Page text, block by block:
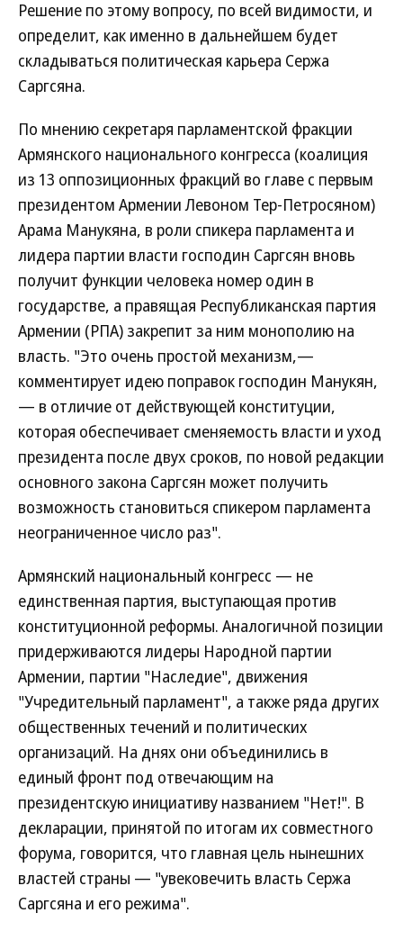
Решение по этому вопросу, по всей видимости, и
определит, как именно в дальнейшем будет
складываться политическая карьера Сержа
Саргсяна.
По мнению секретаря парламентской фракции
Армянского национального конгресса (коалиция
из 13 оппозиционных фракций во главе с первым
президентом Армении Левоном Тер-Петросяном)
Арама Манукяна, в роли спикера парламента и
лидера партии власти господин Саргсян вновь
получит функции человека номер один в
государстве, а правящая Республиканская партия
Армении (РПА) закрепит за ним монополию на
власть. "Это очень простой механизм,—
комментирует идею поправок господин Манукян,
— в отличие от действующей конституции,
которая обеспечивает сменяемость власти и уход
президента после двух сроков, по новой редакции
основного закона Саргсян может получить
возможность становиться спикером парламента
неограниченное число раз".
Армянский национальный конгресс — не
единственная партия, выступающая против
конституционной реформы. Аналогичной позиции
придерживаются лидеры Народной партии
Армении, партии "Наследие", движения
"Учредительный парламент", а также ряда других
общественных течений и политических
организаций. На днях они объединились в
единый фронт под отвечающим на
президентскую инициативу названием "Нет!". В
декларации, принятой по итогам их совместного
форума, говорится, что главная цель нынешних
властей страны — "увековечить власть Сержа
Саргсяна и его режима".